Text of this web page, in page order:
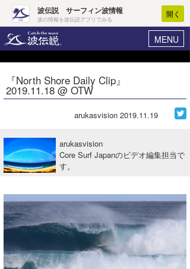
波伝説 サーフィン波情報
波の情報を波伝説アプリでみる
開く
MENU
ヘルプ マイホーム
ログイン
波情報･概況
WAVE HUNTER 波予想ツール
ニュース
サーフィンエリアガイド
会員メニュー
『North Shore Daily Clip』
2019.11.18 @ OTW
arukasvision 2019.11.19
arukasvision
Core Surf Japanのビデオ編集担当で
す。
Core Surf Japan
アート＆エンタメ
トラベル
ショップ情報
ショップ情報
ウラナミ